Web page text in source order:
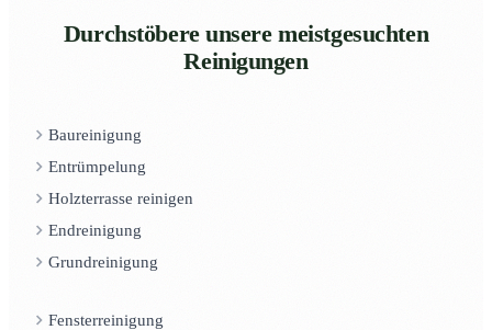
Durchstöbere unsere meistgesuchten
Reinigungen
Baureinigung
Entrümpelung
Holzterrasse reinigen
Endreinigung
Grundreinigung
Fensterreinigung